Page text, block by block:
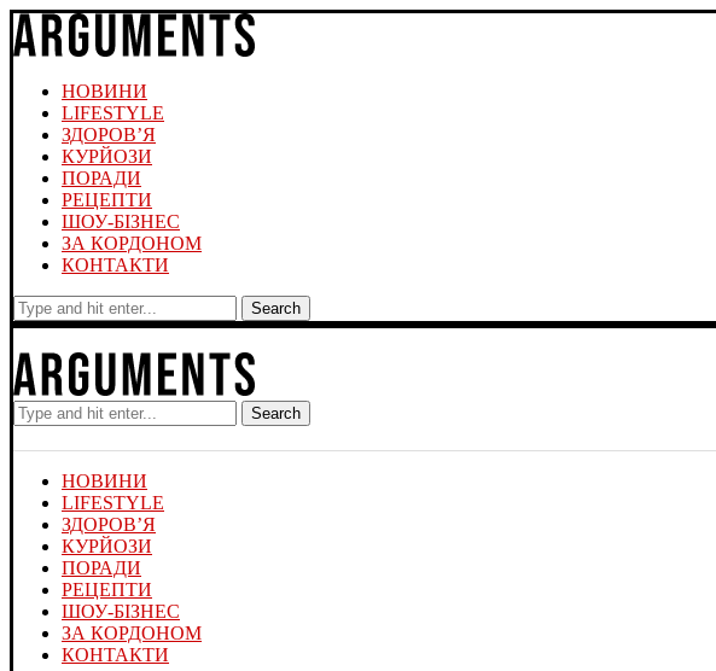
НОВИНИ
LIFESTYLE
ЗДОРОВ’Я
КУРЙОЗИ
ПОРАДИ
РЕЦЕПТИ
ШОУ-БІЗНЕС
ЗА КОРДОНОМ
КОНТАКТИ
Search
Search
НОВИНИ
LIFESTYLE
ЗДОРОВ’Я
КУРЙОЗИ
ПОРАДИ
РЕЦЕПТИ
ШОУ-БІЗНЕС
ЗА КОРДОНОМ
КОНТАКТИ